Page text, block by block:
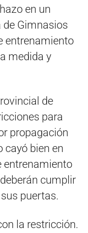
en un
Gimnasios
entrenamiento
medida y
de
para
propagación
cayó bien en
entrenamiento
cumplir
puertas.
la restricción.